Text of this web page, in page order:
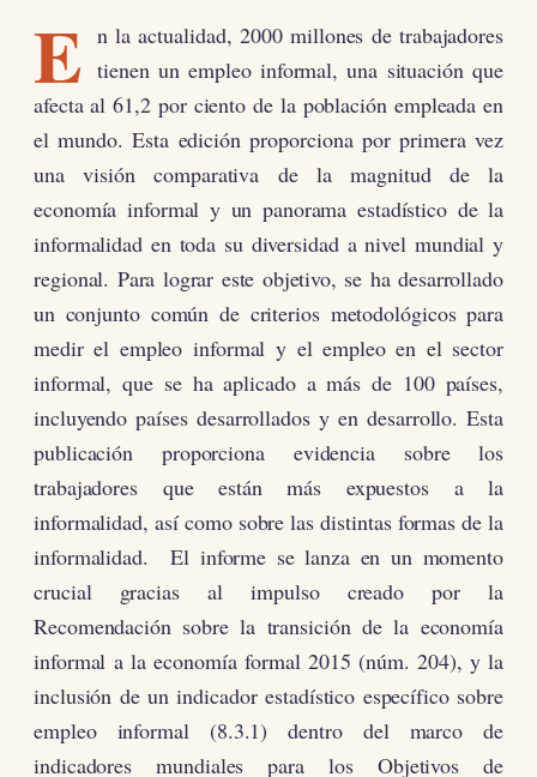
E n la actualidad, 2000 millones de trabajadores
tienen un empleo informal, una situación que
afecta al 61,2 por ciento de la población empleada en
el mundo. Esta edición proporciona por primera vez
una visión comparativa de la magnitud de la
economía informal y un panorama estadístico de la
informalidad en toda su diversidad a nivel mundial y
regional. Para lograr este objetivo, se ha desarrollado
un conjunto común de criterios metodológicos para
medir el empleo informal y el empleo en el sector
informal, que se ha aplicado a más de 100 países,
incluyendo países desarrollados y en desarrollo. Esta
publicación proporciona evidencia sobre los
trabajadores que están más expuestos a la
informalidad, así como sobre las distintas formas de la
informalidad. El informe se lanza en un momento
crucial gracias al impulso creado por la
Recomendación sobre la transición de la economía
informal a la economía formal 2015 (núm. 204), y la
inclusión de un indicador estadístico específico sobre
empleo informal (8.3.1) dentro del marco de
indicadores mundiales para los Objetivos de